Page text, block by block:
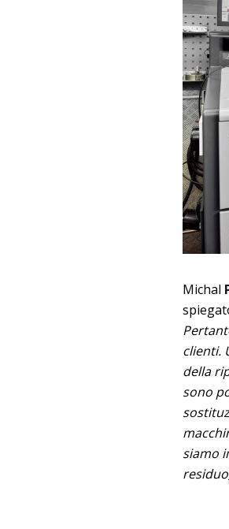
Michal
clienti.
della
sono
siamo